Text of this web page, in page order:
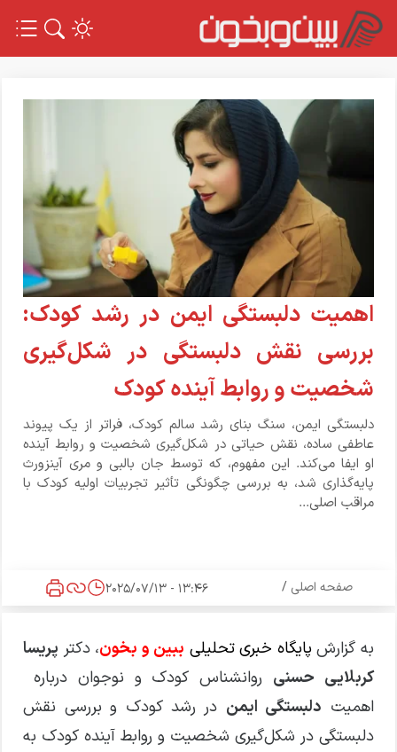
صفحه اصلی /
13:46 - 2025/07/13
اهمیت دلبستگی ایمن در رشد کودک:
بررسی نقش دلبستگی در شکل‌گیری
شخصیت و روابط آینده کودک
دلبستگی ایمن، سنگ بنای رشد سالم کودک، فراتر از یک پیوند
عاطفی ساده، نقش حیاتی در شکل‌گیری شخصیت و روابط آینده
او ایفا می‌کند. این مفهوم، که توسط جان بالبی و مری آینزورث
پایه‌گذاری شد، به بررسی چگونگی تأثیر تجربیات اولیه کودک با
مراقب اصلی...
به گزارش پایگاه خبری تحلیلی ببین و بخون، دکتر پریسا
کربلایی حسنی روانشناس کودک و نوجوان درباره
اهمیت دلبستگی ایمن در رشد کودک و بررسی نقش
دلبستگی در شکل‌گیری شخصیت و روابط آینده کودک به